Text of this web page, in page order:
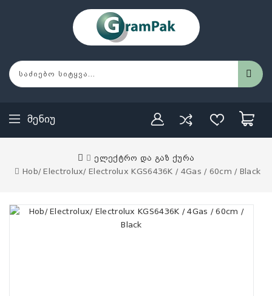
Მენიუ
ელექტრო და გაზ ქურა
Hob/ Electrolux/ Electrolux KGS6436K / 4Gas / 60cm / Black